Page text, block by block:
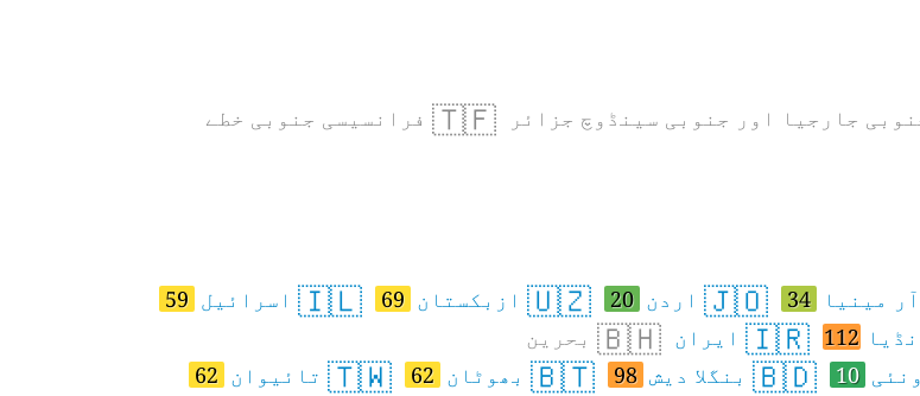
جارجیا اور جنوبی سینڈوچ جزائر 🇹🇫 فرانسیسی جنوبی خطے
آر مینیا 34
🇯🇴 اردن 20
🇺🇿 ازبکستان 69
🇮🇱 اسرائیل 59
112
🇮🇷 ایران 🇧🇭 بحرین
10
🇧🇩 بنگلا دیش 98
🇧🇹 بھوٹان 62
🇹🇼 تائیوان 62